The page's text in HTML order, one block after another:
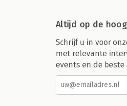
Altijd op de
Schrijf u in voor
met relevante
events en de beste